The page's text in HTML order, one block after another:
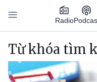
Nhảy đến nội dung
Radio
Main navigation
Từ khóa tìm